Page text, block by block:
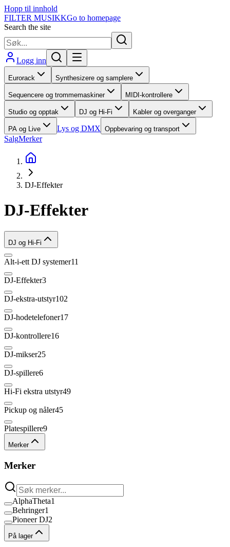
Hopp til innhold
FILTER MUSIKKGo to homepage
Search the site
Logg inn
Eurorack Synthesizere og samplere
Sequencere og trommemaskiner MIDI-kontrollere
Studio og opptak DJ og Hi-Fi Kabler og overganger
PA og Live Lys og DMX Oppbevaring og transport
SalgMerker
DJ-Effekter
DJ-Effekter
DJ og Hi-Fi
Alt-i-ett DJ systemer11
DJ-Effekter3
DJ-ekstra-utstyr102
DJ-hodetelefoner17
DJ-kontrollere16
DJ-mikser25
DJ-spillere6
Hi-Fi ekstra utstyr49
Pickup og nåler45
Platespillere9
Merker
Merker
AlphaTheta1
Behringer1
Pioneer DJ2
På lager